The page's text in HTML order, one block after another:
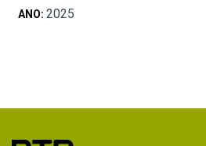
ANO: 2025